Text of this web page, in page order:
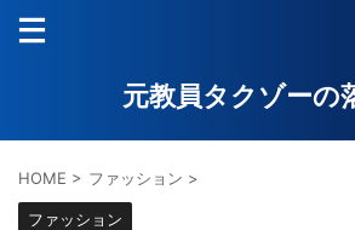
元教員タクゾーの
HOME > ファッション >
ファッション